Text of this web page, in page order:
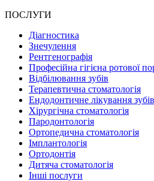
ПОСЛУГИ
Діагностика
Знечулення
Рентгенографія
Професійна гігієна ротової
Відбілювання зубів
Терапевтична стоматологія
Ендодонтичне лікування зубів
Хірургічна стоматологія
Пародонтологія
Ортопедична стоматологія
Імплантологія
Ортодонтія
Дитяча стоматологія
Інші послуги